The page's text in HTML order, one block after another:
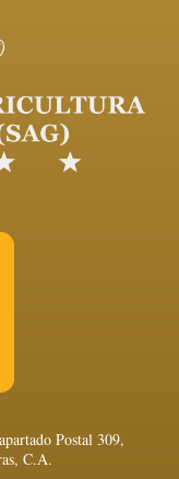
Postal 309,
C.A.